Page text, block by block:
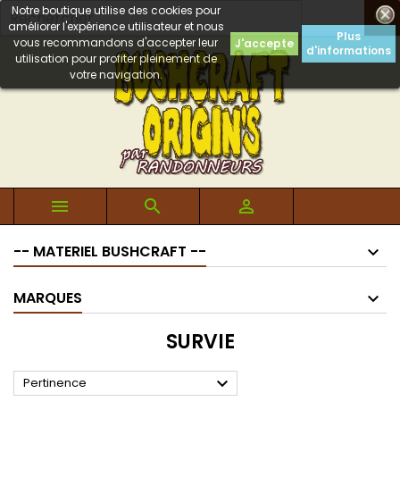

Notre boutique utilise des cookies pour
améliorer l'expérience utilisateur et nous
vous recommandons d'accepter leur
utilisation pour profiter pleinement de
votre navigation.
J'accepte
Plus
d'informations
  
-- MATERIEL BUSHCRAFT --
MARQUES
SURVIE
Pertinence 